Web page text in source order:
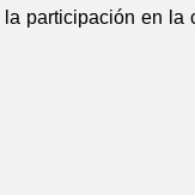
participación en la